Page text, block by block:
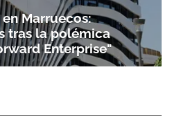
Marruecos:
tras la polémica
Enterprise"